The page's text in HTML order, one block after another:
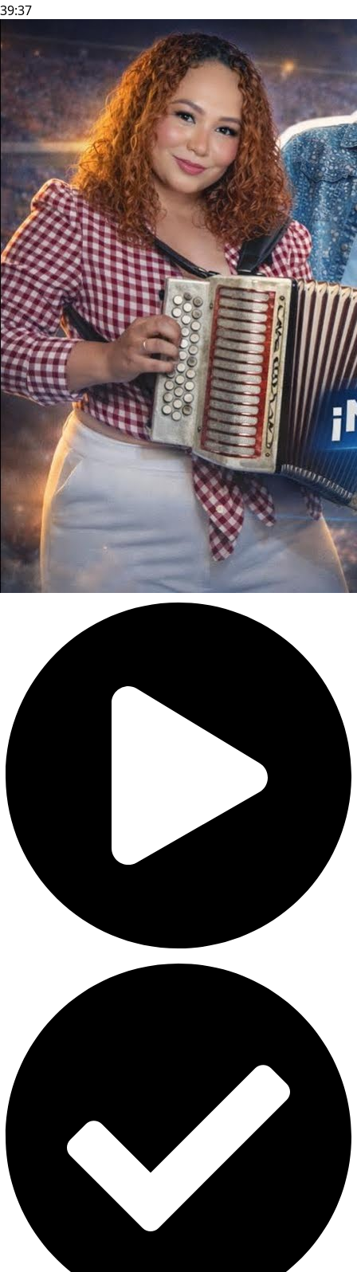
39:37